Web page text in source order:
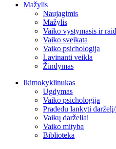
Mažylis
Naujagimis
Mažylis
Vaiko vystymasis ir
Vaiko sveikata
Vaiko psichologija
Lavinanti veikla
Žindymas
Ikimokyklinukas
Ugdymas
Vaiko psichologija
Pradedu lankyti
Vaikų darželiai
Vaiko mityba
Biblioteka